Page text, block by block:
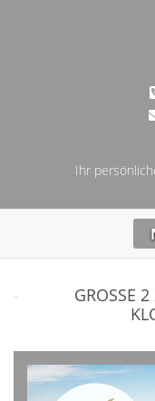
Ihr
GROSSE